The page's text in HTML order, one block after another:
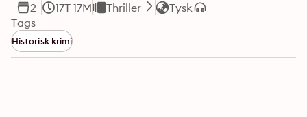
2 17T 17M Thriller Tysk
Tags
Historisk krimi